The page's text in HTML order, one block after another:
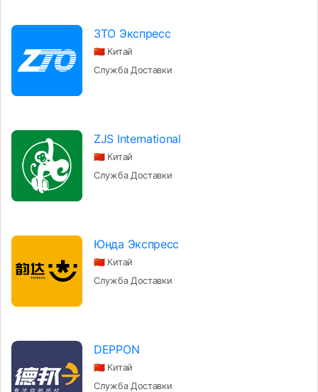
ЗТО Экспресс
🇨🇳 Китай
Служба Доставки
ZJS International
🇨🇳 Китай
Служба Доставки
Юнда Экспресс
🇨🇳 Китай
Служба Доставки
DEPPON
🇨🇳 Китай
Служба Доставки